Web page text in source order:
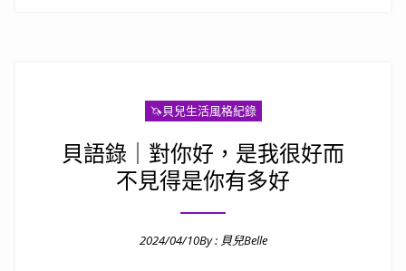
🦄️貝兒生活風格紀錄
貝語錄｜對你好，是我很好而
不見得是你有多好
2024/04/10By : 貝兒Belle